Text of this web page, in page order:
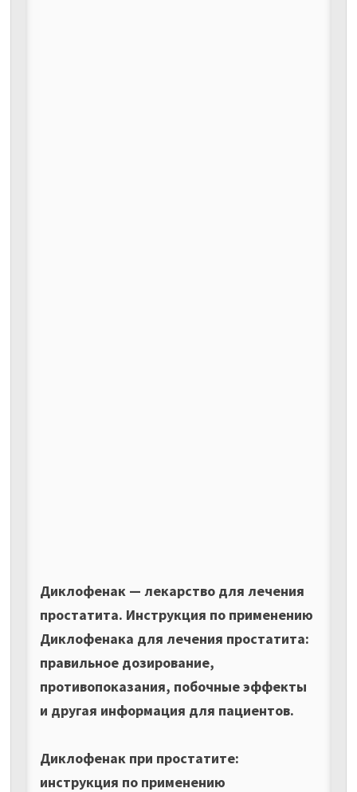
Диклофенак — лекарство для лечения
простатита. Инструкция по применению
Диклофенака для лечения простатита:
правильное дозирование,
противопоказания, побочные эффекты
и другая информация для пациентов.
Диклофенак при простатите:
инструкция по применению